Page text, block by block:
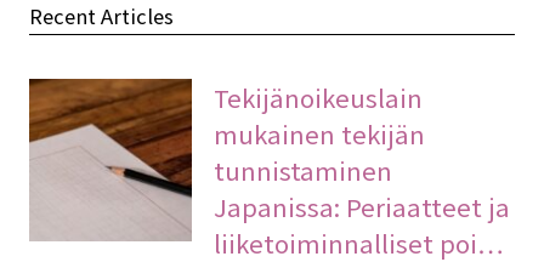
Recent Articles
Tekijänoikeuslain
mukainen tekijän
tunnistaminen
Japanissa: Periaatteet ja
liiketoiminnalliset poi…